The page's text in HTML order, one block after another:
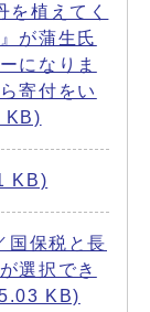
を植えてく
が蒲生氏
になりま
寄付をい
KB)
KB)
国保税と長
選択でき
KB)